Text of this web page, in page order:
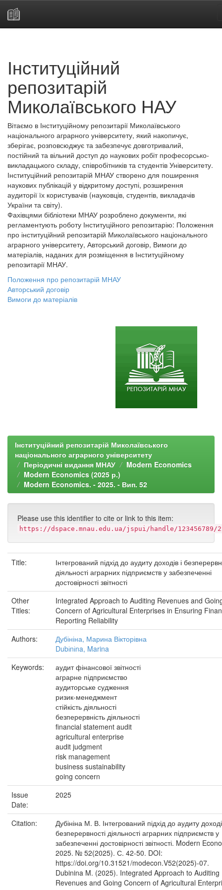
Інституційний
репозитарій
Миколаївського НАУ
Вітаємо в Інституційному репозитарії Миколаївського
національного аграрного університету, який накопичує,
зберігає, розповсюджує та забезпечує довготривалий,
постійний та вільний доступ до наукових робіт професорсько-
викладацького складу, співробітників та студентів Університету.
Інституційний репозитарій МНАУ створено для поширення
наукових публікацій у відкритому доступі, розширення
аудиторії їх користувачів (науковців, студентів, викладачів
України та світу).
Фахівцями бібліотеки МНАУ розроблено документи, які
регламентують роботу Інституційного репозитарію: Положення
про інституційний репозитарій Миколаївського національного
аграрного університету, Авторський договір, Вимоги до
матеріалів, наданих для розміщення в Інституційному
репозитарії МНАУ.
Положення про репозитарій МНАУ
Авторський договір
Вимоги до матеріалів
Інституційний репозитарій Миколаївського
національного аграрного університету
Періодичні видання МНАУ
Modern Economics
Modern Economics (2025 р.)
Modern Economics. - 2025. - Вип. 52
Please use this identifier to cite or link to this item:
https://dspace.mnau.edu.ua/jspui/handle/123456789/
Title:
Інтегрований підхід до аудиту доходів і
діяльності аграрних підприємств у забезпеченні
достовірності звітності
Other
Titles:
Integrated Approach to Auditing Revenues and
Concern of Agricultural Enterprises in Ensuring
Reporting Reliability
Authors:
Дубініна, Марина Вікторівна
Dubіnіna, Marina
Keywords:
аудит фінансової звітності
аграрне підприємство
аудиторське судження
ризик-менеджмент
стійкість діяльності
безперервність діяльності
financial statement audit
agricultural enterprise
audit judgment
risk management
business sustainability
going concern
Issue
Date:
2025
Citation:
Дубініна М. В. Інтегрований підхід до аудиту
безперервності діяльності аграрних підприємств у
забезпеченні достовірності звітності. Modern
2025. № 52(2025). С. 42-50. DOI:
https://doi.org/10.31521/modecon.V52(2025)-07.
Dubinina M. (2025). Integrated Approach to Auditing
Revenues and Going Concern of Agricultural